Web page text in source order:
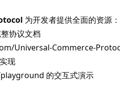
为开发者提供全面的资源：
协议文档
Universal-Commerce-
现
的交互式演示